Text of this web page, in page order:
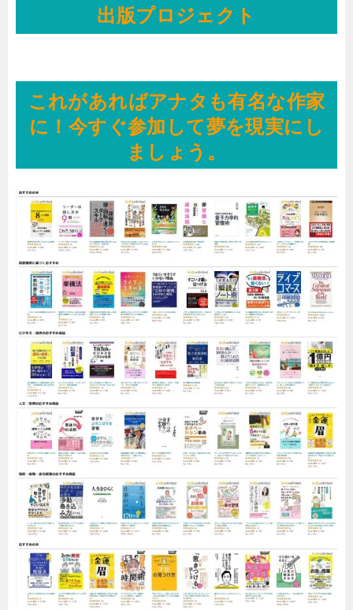
出版プロジェクト
これがあればアナタも有名な作家
に！今すぐ参加して夢を現実にし
ましょう。